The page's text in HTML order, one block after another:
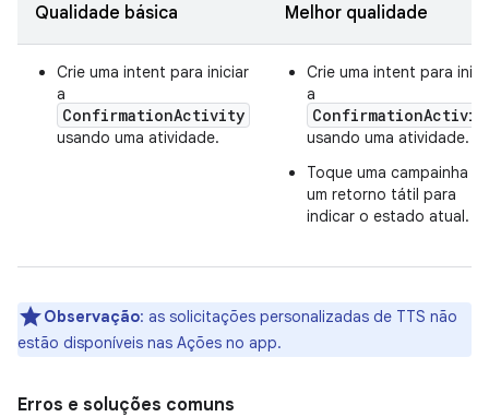
Qualidade básica Melhor qualidade
Crie uma intent para iniciar
a
ConfirmationActivity
usando uma atividade.
Crie uma intent para
a
usando uma atividade.
Toque uma campainha E
um retorno tátil para
indicar o estado atual.
Observação: as solicitações personalizadas de TTS não
estão disponíveis nas Ações no app.
Erros e soluções comuns